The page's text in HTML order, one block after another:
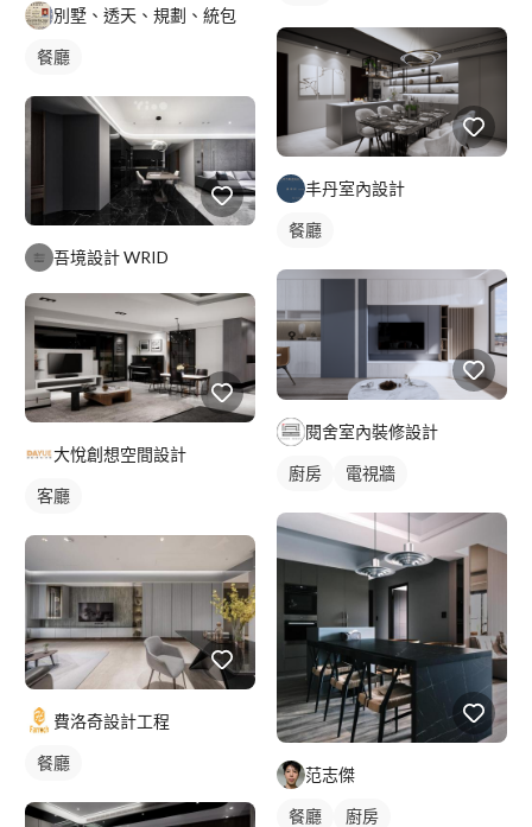
別墅、透天、規劃、統包
餐廳
吾境設計 WRID
大悅創想空間設計
客廳
費洛奇設計工程
餐廳
丰丹室內設計
餐廳
閱舍室內裝修設計
廚房 電視牆
范志傑
餐廳 廚房